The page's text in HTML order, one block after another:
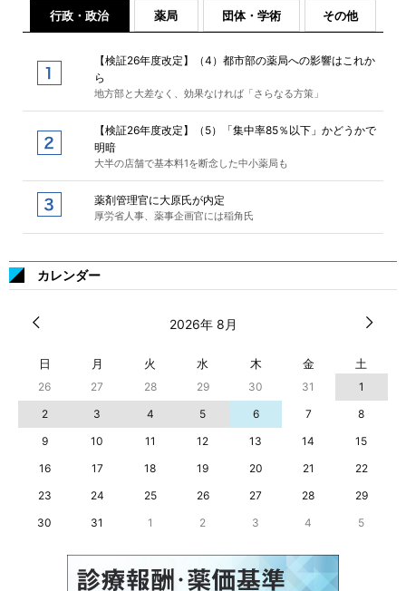
行政・政治 薬局 団体・学術 その他
【検証26年度改定】（4）都市部の薬局への影響はこれか
ら
地方部と大差なく、効果なければ「さらなる方策」
【検証26年度改定】（5）「集中率85％以下」かどうかで
明暗
大半の店舗で基本料1を断念した中小薬局も
薬剤管理官に大原氏が内定
厚労省人事、薬事企画官には稲角氏
カレンダー
2026年 8月
日 月 火 水 木 金 土
26 27 28 29 30 31
1
2
3 4 5 6 7
8
9
10 11 12 13 14
15
16
17 18 19 20 21
22
23
24 25 26 27 28
29
30
31 1 2 3 4 5